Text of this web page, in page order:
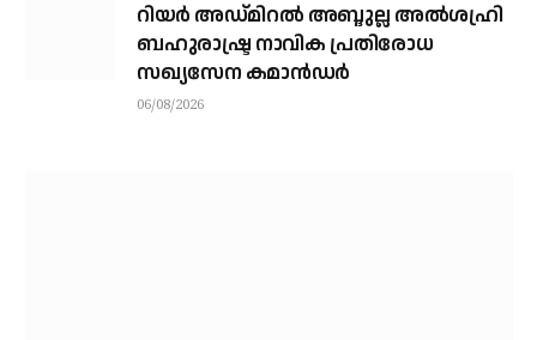
റിയര്‍ അഡ്മിറല്‍ അബ്ദുല്ല അല്‍ശഹ്രി
ബഹുരാഷ്ട്ര നാവിക പ്രതിരോധ
സഖ്യസേന കമാന്‍ഡര്‍
06/08/2026